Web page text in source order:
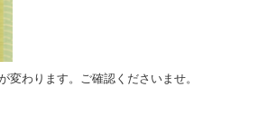
変わります。ご確認くださいませ。